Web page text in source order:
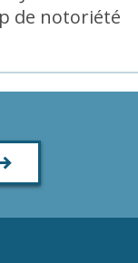
de notoriété